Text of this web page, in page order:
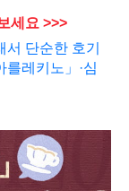
세요 >>>
단순한 호기
레키노」·심